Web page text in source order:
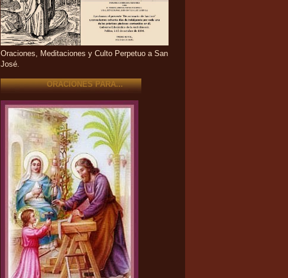
Oraciones, Meditaciones y Culto Perpetuo a San
José.
ORACIONES PARA...